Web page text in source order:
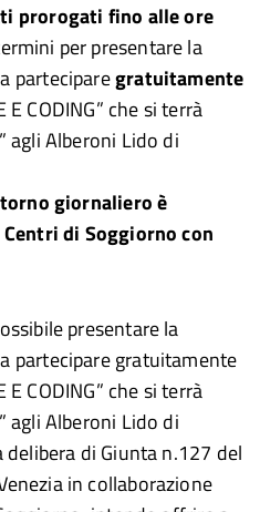
prorogati fino alle ore
per presentare la
parteciparegratuitamente
E CODING” che si terrà
agli Alberoni Lido di
giornaliero è
di Soggiorno con
presentare la
partecipare gratuitamente
E CODING” che si terrà
agli Alberoni Lido di
delibera di Giunta n.127 del
in collaborazione